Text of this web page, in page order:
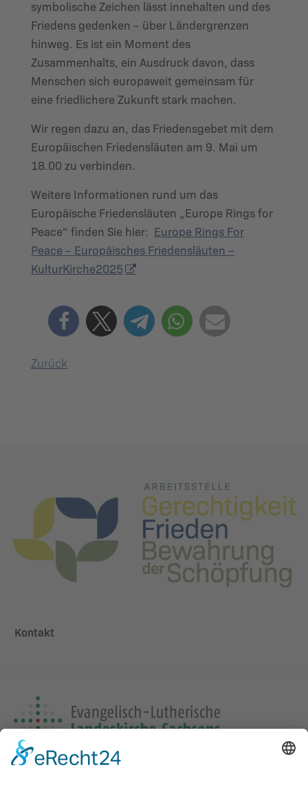
symbolische Zeichen lässt innehalten und des
Friedens gedenken – über Ländergrenzen
hinweg. Es ist ein Moment des
Zusammenhalts, ein Ausdruck davon, dass
Menschen sich europaweit gemeinsam für
eine friedlichere Zukunft stark machen.
Wir regen dazu an, das Friedensgebet mit dem
Europäischen Friedensläuten am 9. Mai um
18.00 zu verbinden.
Weitere Informationen rund um das
Europäische Friedensläuten „Europe Rings for
Peace“ finden Sie hier: Europe Rings For
Peace – Europäisches Friedensläuten –
KulturKirche2025
Zurück
Kontakt